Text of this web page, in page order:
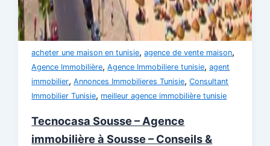
acheter une maison en tunisie,agence de vente maison,
Agence Immobilière,Agence Immobiliere tunisie,agent
immobilier,Annonces Immobilieres Tunisie,Consultant
Immobilier Tunisie, meilleur agence immobilière tunisie
Tecnocasa Sousse – Agence
immobilière à Sousse – Conseils &